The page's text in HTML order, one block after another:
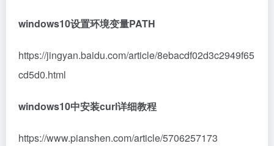
windows10设置环境变量PATH
https://jingyan.baidu.com/article/8ebacdf02d3c2949f65
cd5d0.html
windows10中安装curl详细教程
https://www.pianshen.com/article/5706257173